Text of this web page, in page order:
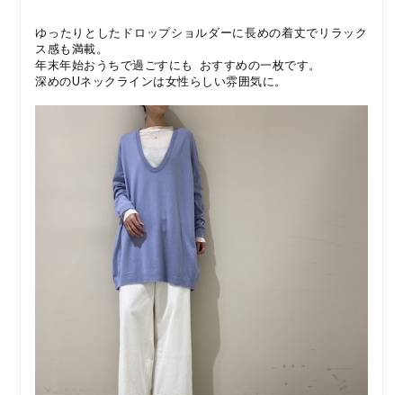
ゆったりとしたドロップショルダーに長めの着丈でリラック
ス感も満載。
年末年始おうちで過ごすにも おすすめの一枚です。
深めのUネックラインは女性らしい雰囲気に。